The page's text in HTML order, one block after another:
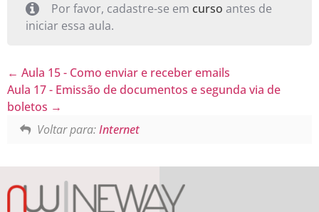
Por favor, cadastre-se em curso antes de
iniciar essa aula.
Aula 15 - Como enviar e receber emails
Aula 17 - Emissão de documentos e segunda via de
boletos
Voltar para:Internet